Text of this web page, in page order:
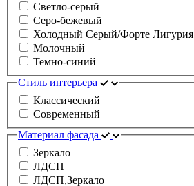
Светло-серый
Серо-бежевый
Холодный Серый/Форте Лигурия
Молочный
Темно-синий
Стиль интерьера
Классический
Современный
Материал фасада
Зеркало
ЛДСП
ЛДСП,Зеркало